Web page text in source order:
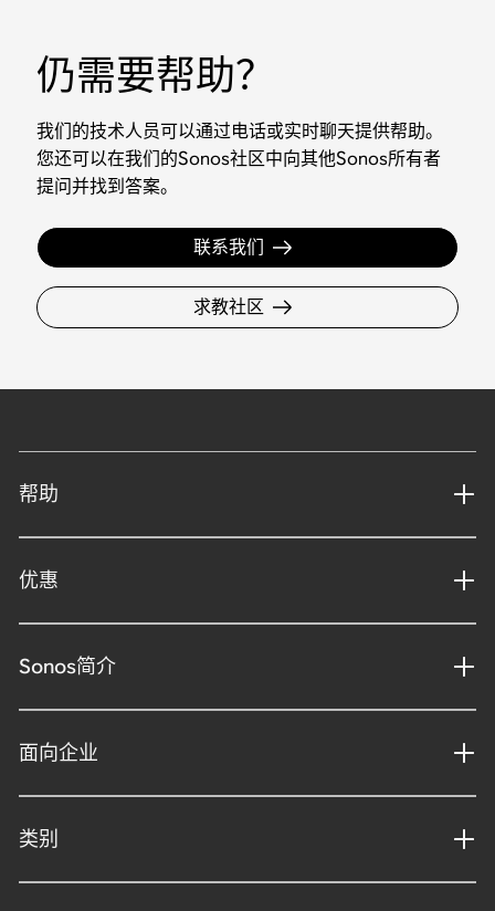
仍需要帮助？
我们的技术人员可以通过电话或实时聊天提供帮助。
您还可以在我们的Sonos社区中向其他Sonos所有者
提问并找到答案。
联系我们
求教社区
帮助
优惠
Sonos简介
面向企业
类别